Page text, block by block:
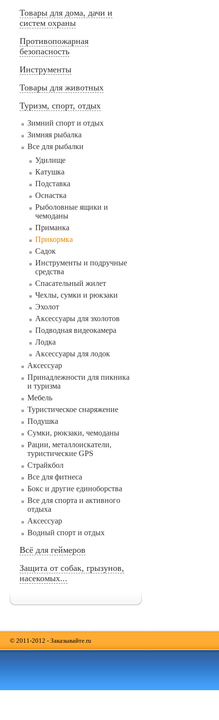
Товары для дома, дачи и
систем охраны
Противопожарная
безопасность
Инструменты
Товары для животных
Туризм, спорт, отдых
Зимний спорт и отдых
Зимняя рыбалка
Все для рыбалки
Удилище
Катушка
Подставка
Оснастка
Рыболовные ящики и
чемоданы
Приманка
Прикормка
Садок
Инструменты и подручные
средства
Спасательный жилет
Чехлы, сумки и рюкзаки
Эхолот
Аксессуары для эхолотов
Подводная видеокамера
Лодка
Аксессуары для лодок
Аксессуар
Принадлежности для пикника
и туризма
Мебель
Туристическое снаряжение
Подушка
Сумки, рюкзаки, чемоданы
Рации, металлоискатели,
туристические GPS
Страйкбол
Все для фитнеса
Бокс и другие единоборства
Все для спорта и активного
отдыха
Аксессуар
Водный спорт и отдых
Всё для геймеров
Защита от собак, грызунов,
насекомых...
© 2011-2012 - Заказывайте.ru